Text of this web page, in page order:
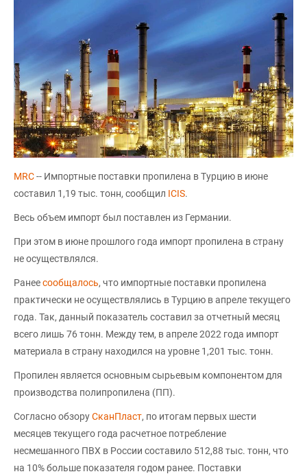
MRC-- Импортные поставки пропилена в Турцию в июне
составил 1,19 тыс. тонн, сообщил ICIS.
Весь объем импорт был поставлен из Германии.
При этом в июне прошлого года импорт пропилена в страну
не осуществлялся.
Ранеесообщалось, что импортные поставки пропилена
практически не осуществлялись в Турцию в апреле текущего
года. Так, данный показатель составил за отчетный месяц
всего лишь 76 тонн. Между тем, в апреле 2022 года импорт
материала в страну находился на уровне 1,201 тыс. тонн.
Пропилен является основным сырьевым компонентом для
производства полипропилена (ПП).
Согласно обзоруСканПласт, по итогам первых шести
месяцев текущего года расчетное потребление
несмешанного ПВХ в России составило 512,88 тыс. тонн, что
на 10% больше показателя годом ранее. Поставки